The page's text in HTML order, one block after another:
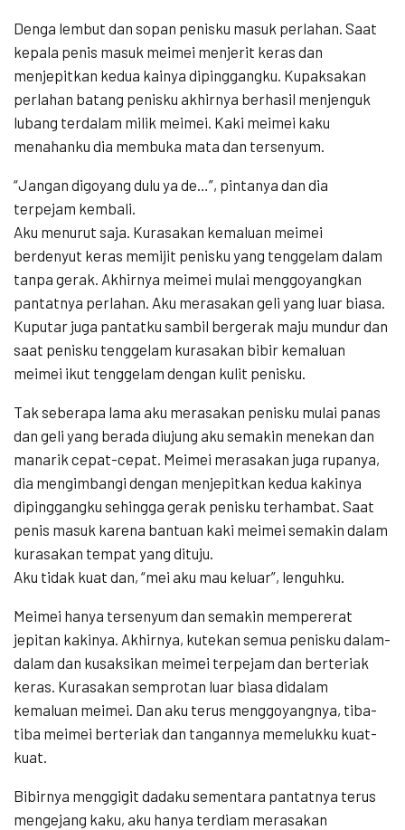
Denga lembut dan sopan penisku masuk perlahan. Saat
kepala penis masuk meimei menjerit keras dan
menjepitkan kedua kainya dipinggangku. Kupaksakan
perlahan batang penisku akhirnya berhasil menjenguk
lubang terdalam milik meimei. Kaki meimei kaku
menahanku dia membuka mata dan tersenyum.
“Jangan digoyang dulu ya de…”, pintanya dan dia
terpejam kembali.
Aku menurut saja. Kurasakan kemaluan meimei
berdenyut keras memijit penisku yang tenggelam dalam
tanpa gerak. Akhirnya meimei mulai menggoyangkan
pantatnya perlahan. Aku merasakan geli yang luar biasa.
Kuputar juga pantatku sambil bergerak maju mundur dan
saat penisku tenggelam kurasakan bibir kemaluan
meimei ikut tenggelam dengan kulit penisku.
Tak seberapa lama aku merasakan penisku mulai panas
dan geli yang berada diujung aku semakin menekan dan
manarik cepat-cepat. Meimei merasakan juga rupanya,
dia mengimbangi dengan menjepitkan kedua kakinya
dipinggangku sehingga gerak penisku terhambat. Saat
penis masuk karena bantuan kaki meimei semakin dalam
kurasakan tempat yang dituju.
Aku tidak kuat dan, “mei aku mau keluar”, lenguhku.
Meimei hanya tersenyum dan semakin mempererat
jepitan kakinya. Akhirnya, kutekan semua penisku dalam-
dalam dan kusaksikan meimei terpejam dan berteriak
keras. Kurasakan semprotan luar biasa didalam
kemaluan meimei. Dan aku terus menggoyangnya, tiba-
tiba meimei berteriak dan tangannya memelukku kuat-
kuat.
Bibirnya menggigit dadaku sementara pantatnya terus
mengejang kaku, aku hanya terdiam merasakan